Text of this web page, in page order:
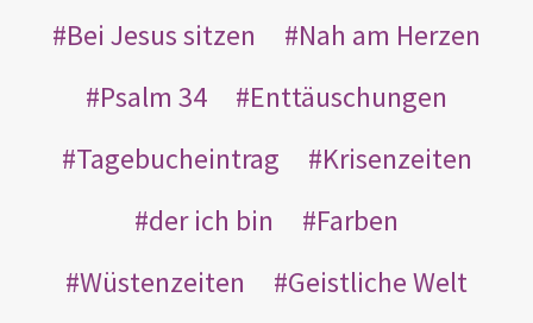
Bei Jesus sitzen
Nah am Herzen
Psalm 34
Enttäuschungen
Tagebucheintrag
Krisenzeiten
der ich bin
Farben
Wüstenzeiten
Geistliche Welt